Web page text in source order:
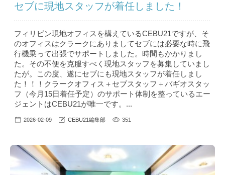
セブに現地スタッフが着任しました！
フィリピン現地オフィスを構えているCEBU21ですが、そ
のオフィスはクラークにありましてセブには必要な時に飛
行機乗って出張でサポートしました。時間もかかりまし
た。その不便を克服すべく現地スタッフを募集していまし
たが。この度、遂にセブにも現地スタッフが着任しまし
た！！！クラークオフィス＋セブスタッフ＋バギオスタッ
フ（今月15日着任予定）のサポート体制を整っているエー
ジェントはCEBU21が唯一です。...
2026-02-09 CEBU21編集部 351